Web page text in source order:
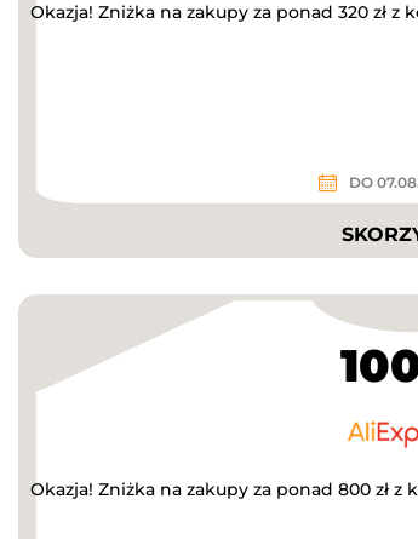
Okazja! Zniżka na zakupy za ponad 320 zł z
DO
Okazja! Zniżka na zakupy za ponad 800 zł